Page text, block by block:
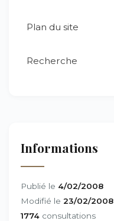
Plan du site
Recherche
Informations
Publié le 4/02/2008
Modifié le 23/02/2008
1774 consultations